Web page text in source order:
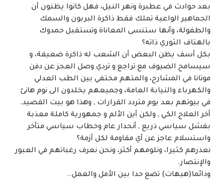
بعد حوادث في عطبرة ونهر النيل، فهل كانوا يظنون أن
الجماهير الواعية تملك فقط ذاكرة البربون والسمك
والطفولة، وأنها ستنسى المعاناة وتستقبل حمدوك
بالهتاف الثوري ذاته؟
بكل أسف يظن البعض أن الشعب له ذاكرة ضعيفة، و
سيسامح الضيوف مع تراجع و تردي وصل العجز عن دفن
موتانا في المشارح، والمتهم مختفي بين الطب العدلي
والكهرباء والنيابة العامة، وجميعهم يخلدون الى نوم هانئ
في بيوتهم بعد يوم متردد القرارات , وهذا هو بيت القصيد.
أخر العلاج الكي , ولكن أين الألم و جمهورية كاملة معذبة
بفشل سياسي ذريع , أنحدار عام وخطاب سياسي متأخر
واستسلام عاجز عن أي مقاومة لكل أزمة؟
نعذرهم كثيرا، ونلومهم أكثر، ونحن نعرف رغباتهم في العبور
والإنتصار.
ودائما(هيهات) تضع حدا بين الأمل والعمل..